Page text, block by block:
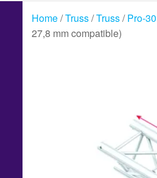
Home/Truss/Truss/Pro-
27,8 mm compatible)